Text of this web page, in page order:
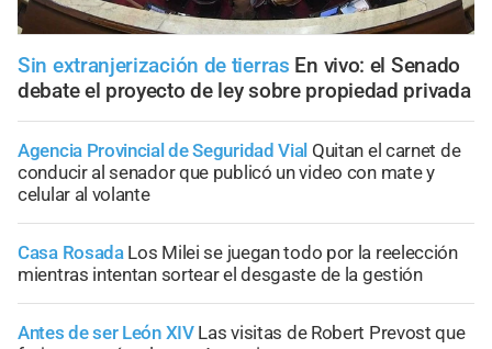
Sin extranjerización de tierras En vivo: el Senado
debate el proyecto de ley sobre propiedad privada
Agencia Provincial de Seguridad Vial Quitan el carnet de
conducir al senador que publicó un video con mate y
celular al volante
Casa Rosada Los Milei se juegan todo por la reelección
mientras intentan sortear el desgaste de la gestión
Antes de ser León XIV Las visitas de Robert Prevost que